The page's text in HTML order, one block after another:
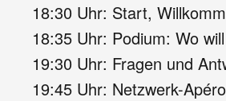
18:30 Uhr: Start,
18:35 Uhr: Podium: Wo
19:30 Uhr: Fragen und
19:45 Uhr: Netzwerk-